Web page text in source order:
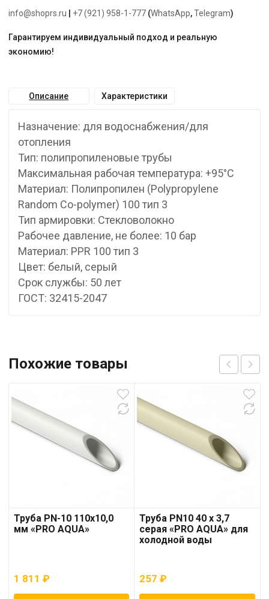
info@shoprs.ru +7 (921) 958-1-777 (WhatsApp,Telegram)
Гарантируем индивидуальный подход и реальную
экономию!
Описание Характеристики
Назначение: для водоснабжения/для
отопления
Тип: полипропиленовые трубы
Максимальная рабочая температура: +95°С
Материал: Полипропилен (Polypropylene
Random Co-polymer) 100 тип 3
Тип армировки: Стекловолокно
Рабочее давление, не более: 10 бар
Материал: PPR 100 тип 3
Цвет: белый, серый
Срок службы: 50 лет
ГОСТ: 32415-2047
Похожие товары
Труба PN-10 110х10,0
мм «PRO AQUA»
1 811 ₽
Труба PN10 40 x 3,7
серая «PRO AQUA» для
холодной воды
257₽